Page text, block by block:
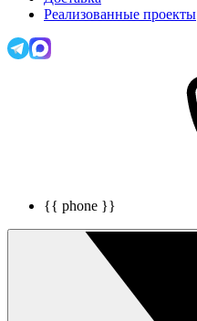
Реализованные проекты
{{ phone }}